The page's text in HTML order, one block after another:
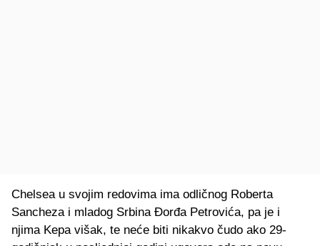
Chelsea u svojim redovima ima odličnog Roberta
Sancheza i mladog Srbina Đorđa Petrovića, pa je i
njima Kepa višak, te neće biti nikakvo čudo ako 29-